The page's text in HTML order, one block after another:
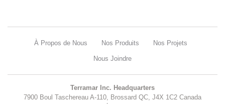
À Propos de Nous Nos Produits Nos Projets
Nous Joindre
Terramar Inc. Headquarters
7900 Boul Taschereau A-110, Brossard QC, J4X 1C2 Canada